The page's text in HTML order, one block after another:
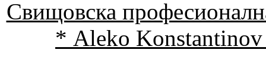
Свищовска
* Aleko